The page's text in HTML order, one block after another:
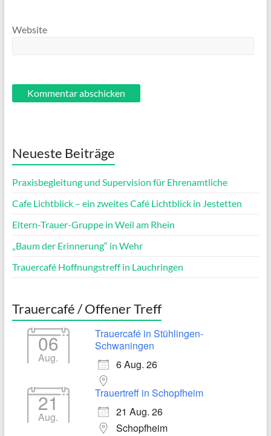
Website
Neueste Beiträge
Praxisbegleitung und Supervision für Ehrenamtliche
Cafe Lichtblick – ein zweites Café Lichtblick in Jestetten
Eltern-Trauer-Gruppe in Weil am Rhein
„Baum der Erinnerung“ in Wehr
Trauercafé Hoffnungstreff in Lauchringen
Trauercafé / Offener Treff
06
Aug.
Trauercafé in Stühlingen-
Schwaningen
6 Aug. 26
21
Aug.
Trauertreff in Schopfheim
21 Aug. 26
Schopfheim